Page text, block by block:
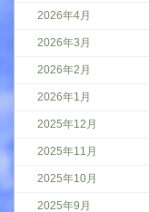
2026年4月
2026年3月
2026年2月
2026年1月
2025年12月
2025年11月
2025年10月
2025年9月